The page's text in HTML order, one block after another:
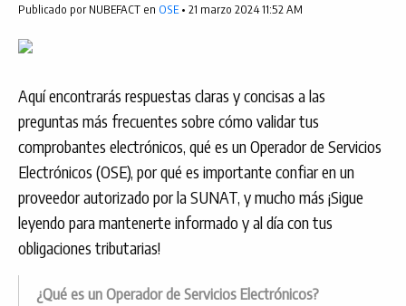
Publicado por NUBEFACT en OSE• 21 marzo 2024 11:52 AM
Aquí encontrarás respuestas claras y concisas a las
preguntas más frecuentes sobre cómo validar tus
comprobantes electrónicos, qué es un Operador de Servicios
Electrónicos (OSE), por qué es importante confiar en un
proveedor autorizado por la SUNAT, y mucho más ¡Sigue
leyendo para mantenerte informado y al día con tus
obligaciones tributarias!
¿Qué es un Operador de Servicios Electrónicos?